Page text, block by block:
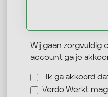
Wij gaan zorgvuldig
account ga je
Ik ga akkoord
Verdo Werkt